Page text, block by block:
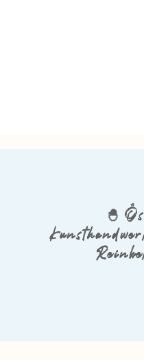
🐣